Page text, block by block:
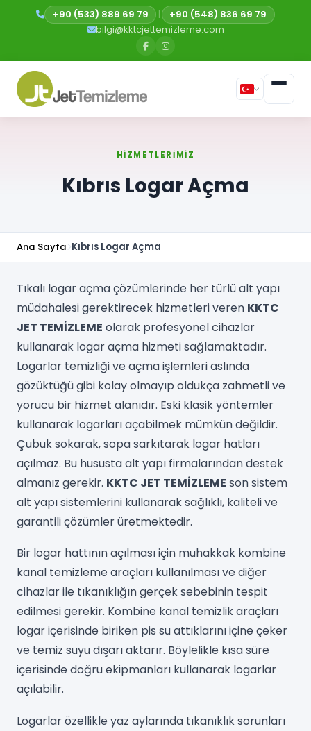
+90 (533) 889 69 79 |
+90 (548) 836 69 79
bilgi@kktcjettemizleme.com
HIZMETLERIMIZ
Kıbrıs Logar Açma
Ana Sayfa Kıbrıs Logar Açma
Tıkalı logar açma çözümlerinde her türlü alt yapı
müdahalesi gerektirecek hizmetleri veren KKTC
JET TEMİZLEME olarak profesyonel cihazlar
kullanarak logar açma hizmeti sağlamaktadır.
Logarlar temizliği ve açma işlemleri aslında
gözüktüğü gibi kolay olmayıp oldukça zahmetli ve
yorucu bir hizmet alanıdır. Eski klasik yöntemler
kullanarak logarları açabilmek mümkün değildir.
Çubuk sokarak, sopa sarkıtarak logar hatları
açılmaz. Bu hususta alt yapı firmalarından destek
almanız gerekir. KKTC JET TEMİZLEME son sistem
alt yapı sistemlerini kullanarak sağlıklı, kaliteli ve
garantili çözümler üretmektedir.
Bir logar hattının açılması için muhakkak kombine
kanal temizleme araçları kullanılması ve diğer
cihazlar ile tıkanıklığın gerçek sebebinin tespit
edilmesi gerekir. Kombine kanal temizlik araçları
logar içerisinde biriken pis su attıklarını içine çeker
ve temiz suyu dışarı aktarır. Böylelikle kısa süre
içerisinde doğru ekipmanları kullanarak logarlar
açılabilir.
Logarlar özellikle yaz aylarında tıkanıklık sorunları